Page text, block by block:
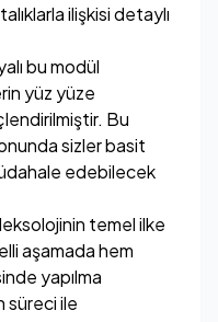
ilişkisi detaylı
bu modül
yüz yüze
Bu
sizler basit
edebilecek
temel ilke
aşamada hem
yapılma
süreci ile